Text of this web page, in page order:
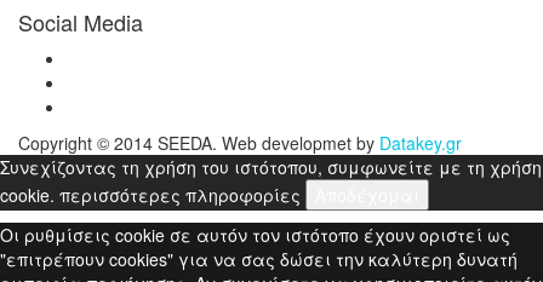
Social Media
Copyright © 2014 SEEDA. Web developmet by Datakey.gr
Συνεχίζοντας τη χρήση του ιστότοπου, συμφωνείτε με τη χρήση
cookie. περισσότερες πληροφορίες
Οι ρυθμίσεις cookie σε αυτόν τον ιστότοπο έχουν οριστεί ως
"επιτρέπουν cookies" για να σας δώσει την καλύτερη δυνατή